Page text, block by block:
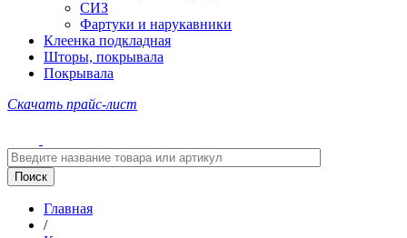
СИЗ
Фартуки и нарукавники
Клеенка подкладная
Шторы, покрывала
Покрывала
Скачать прайс-лист
Главная
/